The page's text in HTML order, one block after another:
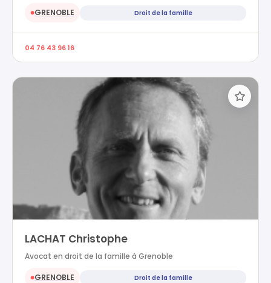
●GRENOBLE Droit de la famille
04 76 43 96 16
LACHAT Christophe
Avocat en droit de la famille à Grenoble
●GRENOBLE Droit de la famille